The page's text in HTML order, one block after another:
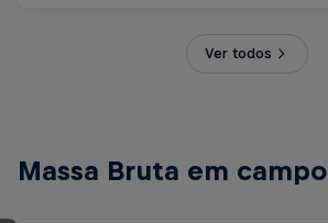
Ver todos
Massa Bruta em campo